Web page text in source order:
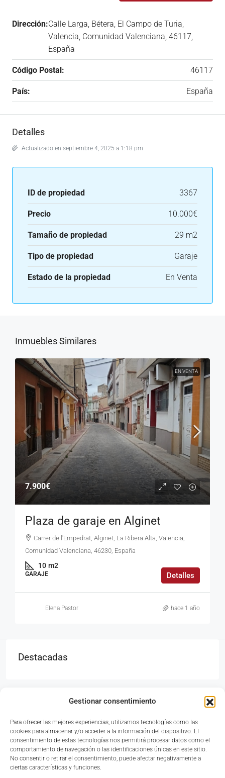
Gestionar consentimiento
Para ofrecer las mejores experiencias, utilizamos tecnologías como las
cookies para almacenar y/o acceder a la información del dispositivo. El
consentimiento de estas tecnologías nos permitirá procesar datos como el
comportamiento de navegación o las identificaciones únicas en este sitio.
No consentir o retirar el consentimiento, puede afectar negativamente a
ciertas características y funciones.
Dirección:Calle Larga, Bétera, El Campo de Turia,
Valencia, Comunidad Valenciana, 46117,
España
Código Postal: 46117
País: España
Detalles
Actualizado en septiembre 4, 2025 a 1:18 pm
ID de propiedad 3367
Precio 10.000€
Tamaño de propiedad 29 m2
Tipo de propiedad Garaje
Estado de la propiedad En Venta
Inmuebles Similares
EN VENTA
7.900€
Plaza de garaje en Alginet
Carrer de l'Empedrat, Alginet, La Ribera Alta, Valencia,
Comunidad Valenciana, 46230, España
10 m2
GARAJE Detalles
Elena Pastor hace 1 año
Destacadas
Avinguda del País Valencià, 33, Bajo, 46117 Bétera,
Valencia